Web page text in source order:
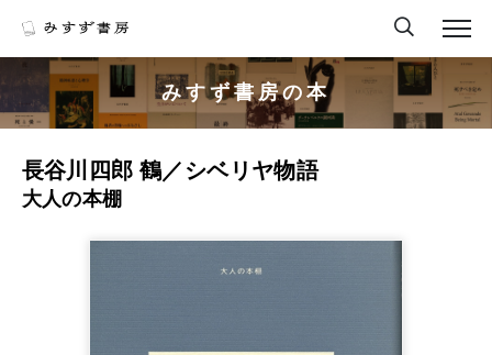
みすず書房の本
長谷川四郎 鶴／シベリヤ物語
大人の本棚